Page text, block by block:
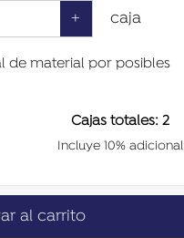
+ caja
de material por posibles
Cajas totales: 2
Incluye 10% adicional
al carrito